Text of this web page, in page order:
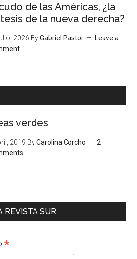
de las Américas, ¿la
de la nueva derecha?
2026 ByGabriel Pastor
Leave a
verdes
2019 ByCarolina Corcho
2
REVISTA SUR
*